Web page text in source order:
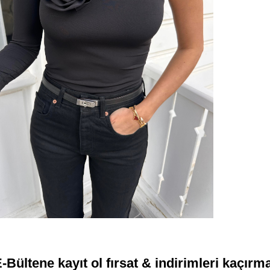
Bültene kayıt ol fırsat & indirimleri